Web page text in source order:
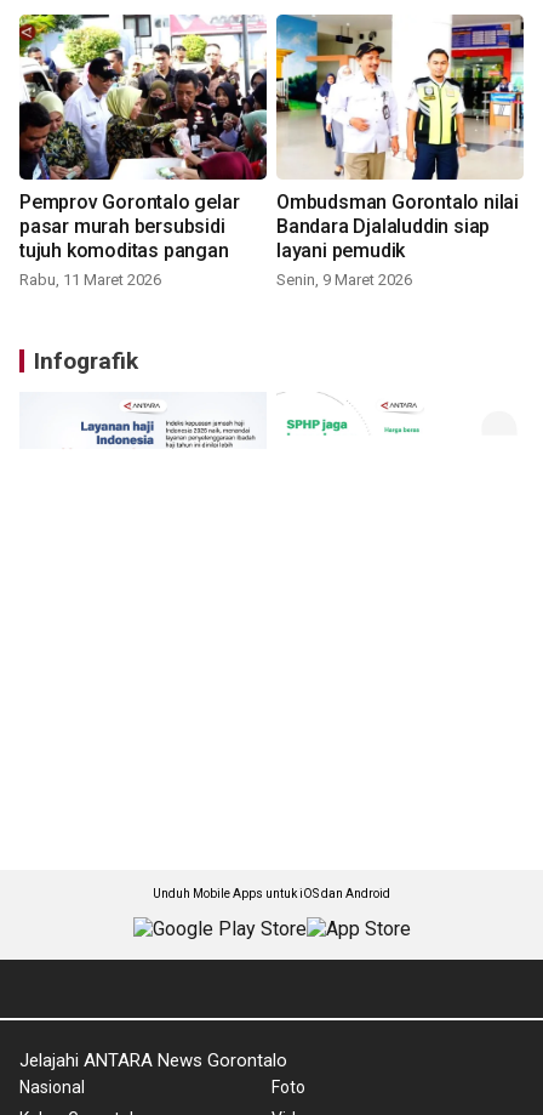
Pemprov Gorontalo gelar
pasar murah bersubsidi
tujuh komoditas pangan
Rabu, 11 Maret 2026
Ombudsman Gorontalo nilai
Bandara Djalaluddin siap
layani pemudik
Senin, 9 Maret 2026
Infografik
Unduh Mobile Apps untuk iOS dan Android
Jelajahi ANTARA News Gorontalo
Nasional
Foto